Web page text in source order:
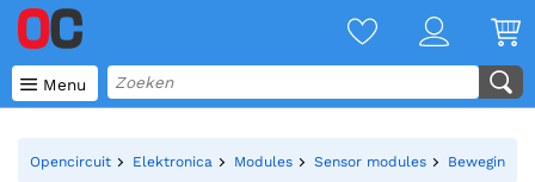
 Menu
Opencircuit Elektronica Modules Sensor modules Bewegings